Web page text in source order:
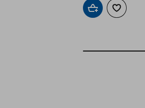
Добави вДобави